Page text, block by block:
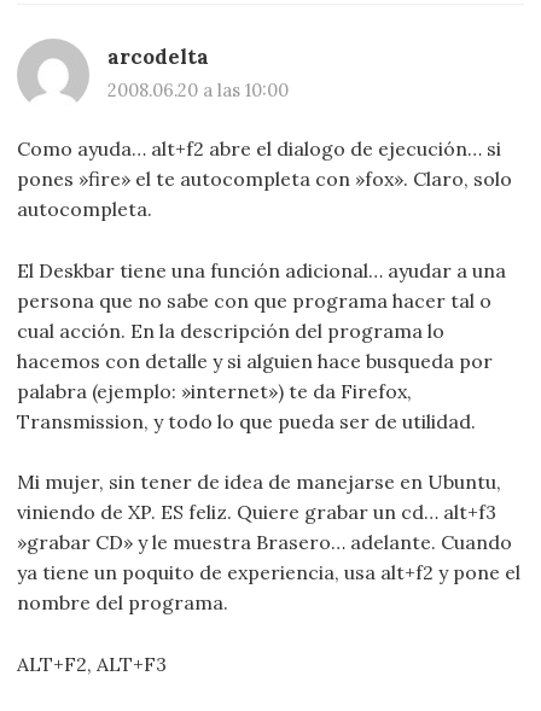
arcodelta
2008.06.20 a las 10:00
Como ayuda… alt+f2 abre el dialogo de ejecución… si
pones »fire» el te autocompleta con »fox». Claro, solo
autocompleta.
El Deskbar tiene una función adicional… ayudar a una
persona que no sabe con que programa hacer tal o
cual acción. En la descripción del programa lo
hacemos con detalle y si alguien hace busqueda por
palabra (ejemplo: »internet») te da Firefox,
Transmission, y todo lo que pueda ser de utilidad.
Mi mujer, sin tener de idea de manejarse en Ubuntu,
viniendo de XP. ES feliz. Quiere grabar un cd… alt+f3
»grabar CD» y le muestra Brasero… adelante. Cuando
ya tiene un poquito de experiencia, usa alt+f2 y pone el
nombre del programa.
ALT+F2, ALT+F3